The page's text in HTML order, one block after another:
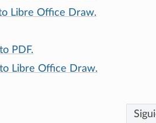
Libre Office Draw.
PDF.
Libre Office Draw.